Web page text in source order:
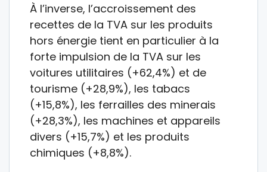
À l’inverse, l’accroissement des
recettes de la TVA sur les produits
hors énergie tient en particulier à la
forte impulsion de la TVA sur les
voitures utilitaires (+62,4%) et de
tourisme (+28,9%), les tabacs
(+15,8%), les ferrailles des minerais
(+28,3%), les machines et appareils
divers (+15,7%) et les produits
chimiques (+8,8%).